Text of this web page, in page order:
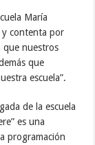
María
y contenta por
que nuestros
que
escuela”.
de la escuela
es una
programación